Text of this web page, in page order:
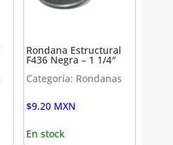
Rondana Estructural
F436 Negra – 1 1/4″
Categoría: Rondanas
$9.20 MXN
En stock